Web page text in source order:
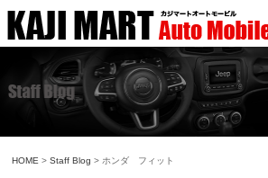
HOME >Staff Blog > ホンダ フィット